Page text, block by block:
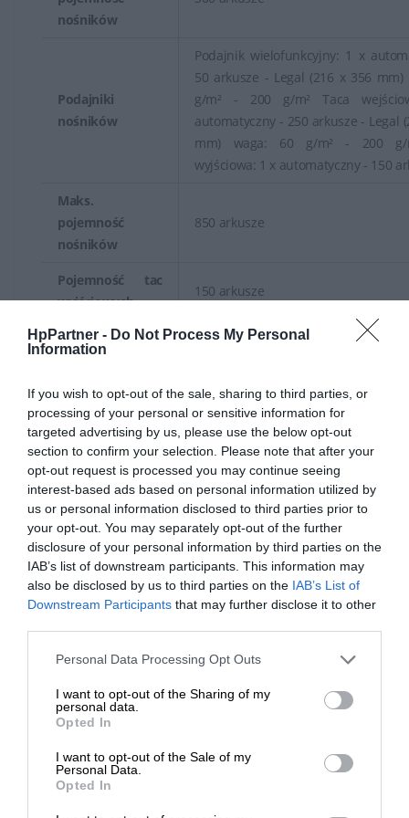
HpPartner - Do Not Process My Personal
Information
If you wish to opt-out of the sale, sharing to third parties, or
processing of your personal or sensitive information for
targeted advertising by us, please use the below opt-out
section to confirm your selection. Please note that after your
opt-out request is processed you may continue seeing
interest-based ads based on personal information utilized by
us or personal information disclosed to third parties prior to
your opt-out. You may separately opt-out of the further
disclosure of your personal information by third parties on the
IAB’s list of downstream participants. This information may
also be disclosed by us to third parties on the IAB’s List of
Downstream Participants that may further disclose it to other
Personal Data Processing Opt Outs
I want to opt-out of the Sharing of my
personal data.
Opted In
I want to opt-out of the Sale of my
Personal Data.
Opted In
nośników
Podajniki
nośników
Podajnik wielofunkcyjny: 1 x
50 arkusze - Legal (216 x 356 mm)
g/m² - 200 g/m² Taca
automatyczny - 250 arkusze - Legal
mm) waga: 60 g/m² - 200 g/
wyjściowa: 1 x automatyczny - 150
Maks.
pojemność
nośników
850 arkusze
Pojemność tac
wyjściowych
150 arkusze
Cykl pracy
cykl
pracy(maks.)
50000 strony
Zalecana ilość
miesięczna
750 - 4000 stron
Praca w sieci
Praca w sieci Serwer wydruków
Protokół
zdalnego
SNMP 1, SNMP 2, SNMP 3, HTTP,
IPv4, IPv6
Protokoły
charakterystyka
SSL, Apple Bonjour, TLS, 802.1x,
WPA-Enterprise, obsługa IPv6
Połączenia
1 x USB 2.0 — host - 4 pin USB Typ